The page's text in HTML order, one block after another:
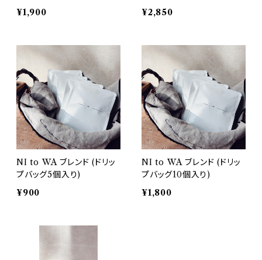
¥1,900
¥2,850
NI to WA ブレンド (ドリッ
プバッグ5個入り)
¥900
NI to WA ブレンド (ドリッ
プバッグ10個入り)
¥1,800